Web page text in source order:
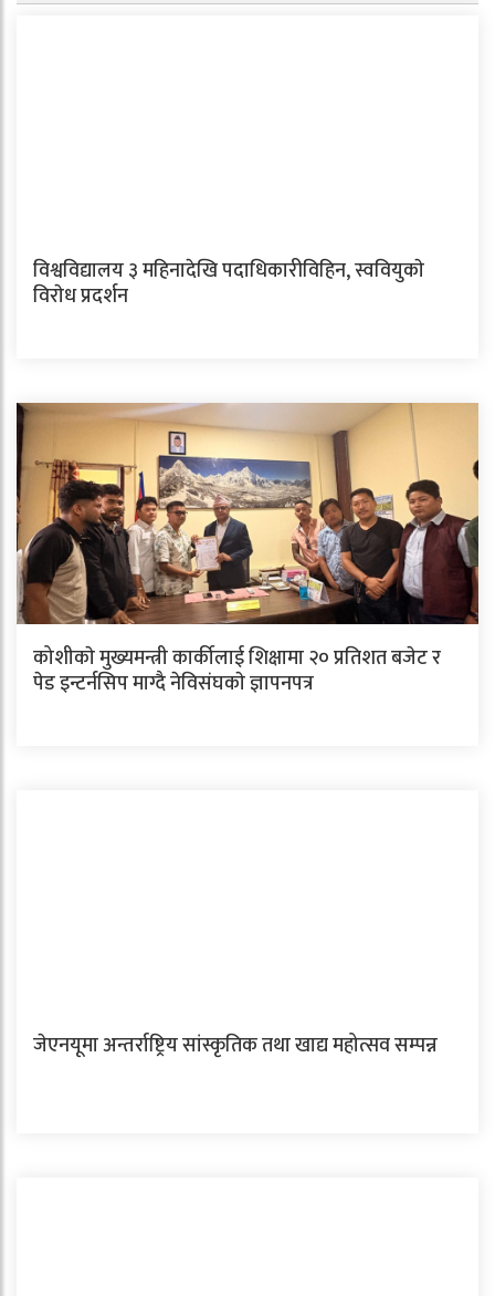
विश्वविद्यालय ३ महिनादेखि पदाधिकारीविहिन, स्ववियुकाे
विराेध प्रदर्शन
कोशीकाे मुख्यमन्त्री कार्कीलाई शिक्षामा २० प्रतिशत बजेट र
पेड इन्टर्नसिप माग्दै नेविसंघकाे ज्ञापनपत्र
जेएनयूमा अन्तर्राष्ट्रिय सांस्कृतिक तथा खाद्य महोत्सव सम्पन्न